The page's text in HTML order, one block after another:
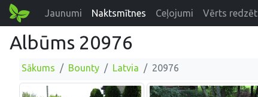
Jaunumi Naktsmītnes Ceļojumi Vērts redzēt
Albūms 20976
Sākums Bounty Latvia 20976